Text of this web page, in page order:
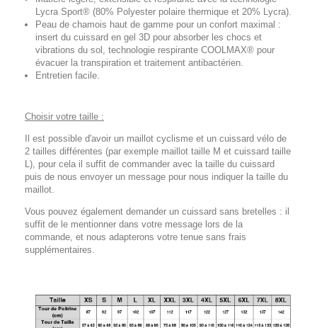
Lycra Sport® (80% Polyester polaire thermique et 20% Lycra).
Peau de chamois haut de gamme pour un confort maximal :
insert du cuissard en gel 3D pour absorber les chocs et
vibrations du sol, technologie respirante COOLMAX® pour
évacuer la transpiration et traitement antibactérien.
Entretien facile.
Choisir votre taille :
Il est possible d'avoir un maillot cyclisme et un cuissard vélo de
2 tailles différentes (par exemple maillot taille M et cuissard taille
L), pour cela il suffit de commander avec la taille du cuissard
puis de nous envoyer un message pour nous indiquer la taille du
maillot.
Vous pouvez également demander un cuissard sans bretelles : il
suffit de le mentionner dans votre message lors de la
commande, et nous adapterons votre tenue sans frais
supplémentaires.